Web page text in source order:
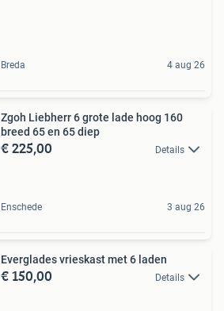
Breda 4 aug 26
Zgoh Liebherr 6 grote lade hoog 160
breed 65 en 65 diep
€ 225,00 Details
Enschede 3 aug 26
Everglades vrieskast met 6 laden
€ 150,00 Details